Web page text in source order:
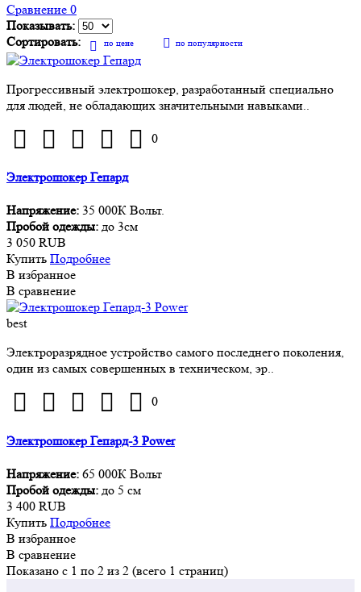
Сравнение 0
Показывать:
Сортировать:
по цене по популярности
Прогрессивный электрошокер, разработанный специально
для людей, не обладающих значительными навыками..
0
Электрошокер Гепард
Напряжение: 35 000К Вольт.
Пробой одежды: до 3см
3 050 RUB
Купить Подробнее
В избранное
В сравнение
best
Электроразрядное устройство самого последнего поколения,
один из самых совершенных в техническом, эр..
0
Электрошокер Гепард-3 Power
Напряжение: 65 000К Вольт
Пробой одежды: до 5 см
3 400 RUB
Купить Подробнее
В избранное
В сравнение
Показано с 1 по 2 из 2 (всего 1 страниц)